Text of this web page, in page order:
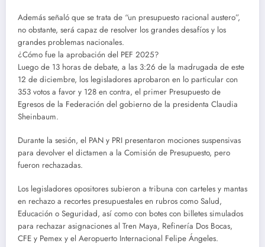
Además señaló que se trata de “un presupuesto racional austero”,
no obstante, será capaz de resolver los grandes desafíos y los
grandes problemas nacionales.
¿Cómo fue la aprobación del PEF 2025?
Luego de 13 horas de debate, a las 3:26 de la madrugada de este
12 de diciembre, los legisladores aprobaron en lo particular con
353 votos a favor y 128 en contra, el primer Presupuesto de
Egresos de la Federación del gobierno de la presidenta Claudia
Sheinbaum.
Durante la sesión, el PAN y PRI presentaron mociones suspensivas
para devolver el dictamen a la Comisión de Presupuesto, pero
fueron rechazadas.
Los legisladores opositores subieron a tribuna con carteles y mantas
en rechazo a recortes presupuestales en rubros como Salud,
Educación o Seguridad, así como con botes con billetes simulados
para rechazar asignaciones al Tren Maya, Refinería Dos Bocas,
CFE y Pemex y el Aeropuerto Internacional Felipe Ángeles.